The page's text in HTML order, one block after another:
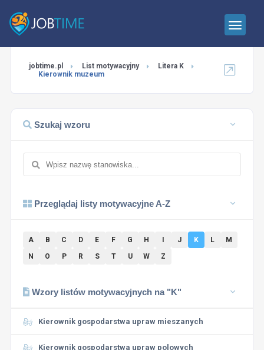
jobtime.pl List motywacyjny
Litera K
Kierownik muzeum
Szukaj wzoru
Przeglądaj listy motywacyjne A-Z
A B C D E F G H J K L
M
N
O P R S T U W Z
Wzory listów motywacyjnych na "K"
Kierownik gospodarstwa upraw mieszanych
Kierownik gospodarstwa upraw polowych